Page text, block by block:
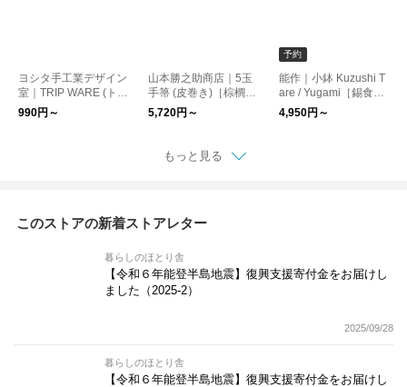
ヨシタ手工業デザイン
室｜TRIP WARE (トリ
ップウェアシリーズ)
［食器・保存容器・電
990円～
山本勝之助商店｜5玉
手箒 (皮巻き)［棕櫚
箒・掃除用品・日本
製］
5,720円～
予約
能作｜小鉢 Kuzushi T
are / Yugami［錫食
器・フルーツ・日本
製］
4,950円～
もっと見る
このストアの新着ストアレター
暮らしのほとり舎
【令和６年能登半島地震】復興支援寄付金をお届けし
ました（2025-2）
2025/09/28
暮らしのほとり舎
【令和６年能登半島地震】復興支援寄付金をお届けし